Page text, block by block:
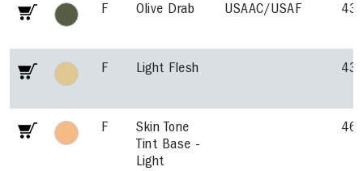
F Olive Drab USAAC/USAF
F Light Flesh
F
Skin Tone
Tint Base -
Light